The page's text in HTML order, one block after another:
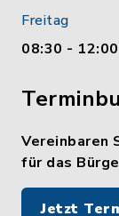
Freitag
08:30 -
Vereinbaren
für das
Jetzt